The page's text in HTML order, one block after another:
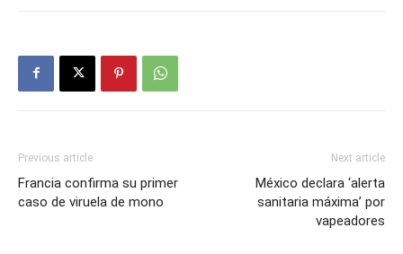
Previous article
Francia confirma su primer
caso de viruela de mono
Next article
México declara ‘alerta
sanitaria máxima’ por
vapeadores